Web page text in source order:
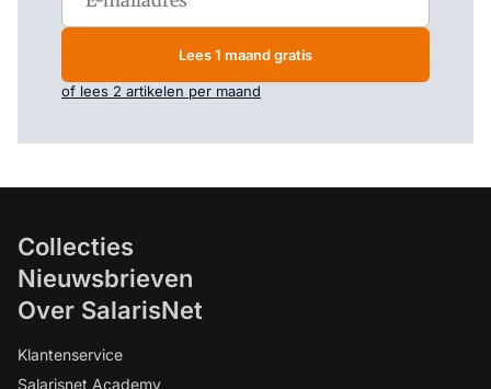
Lees 1 maand gratis
of lees 2 artikelen per maand
Collecties
Nieuwsbrieven
Over SalarisNet
Klantenservice
Salarisnet Academy